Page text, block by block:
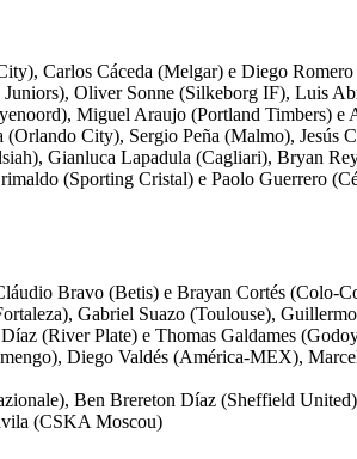
Carlos Cáceda (Melgar) e Diego
Oliver Sonne (Silkeborg IF), Luis
Miguel Araujo (Portland Timbers) e
(Orlando City), Sergio Peña (Malmo), Jesús
Gianluca Lapadula (Cagliari), Bryan
(Sporting Cristal) e Paolo Guerrero
Bravo (Betis) e Brayan Cortés (Colo-
Gabriel Suazo (Toulouse),
(River Plate) e Thomas Galdames
Diego Valdés (América-MEX),
Ben Brereton Díaz (Sheffield
(CSKA Moscou)